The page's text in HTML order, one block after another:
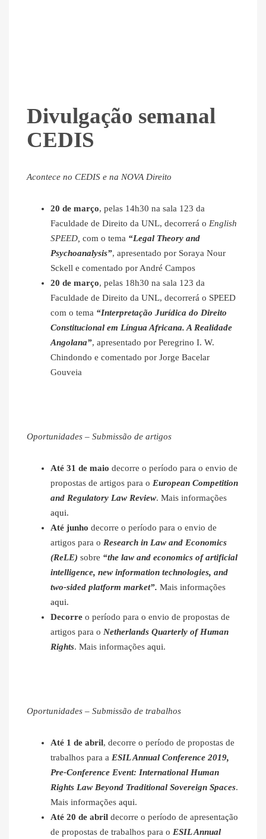
Divulgação semanal
CEDIS
Acontece no CEDIS e na NOVA Direito
20 de março, pelas 14h30 na sala 123 da
Faculdade de Direito da UNL, decorrerá o English
SPEED, com o tema “Legal Theory and
Psychoanalysis”, apresentado por Soraya Nour
Sckell e comentado por André Campos
20 de março, pelas 18h30 na sala 123 da
Faculdade de Direito da UNL, decorrerá o SPEED
com o tema “Interpretação Jurídica do Direito
Constitucional em Língua Africana. A Realidade
Angolana”, apresentado por Peregrino I. W.
Chindondo e comentado por Jorge Bacelar
Gouveia
Oportunidades – Submissão de artigos
Até 31 de maio decorre o período para o envio de
propostas de artigos para o European Competition
and Regulatory Law Review. Mais informações
aqui.
Até junho decorre o período para o envio de
artigos para o Research in Law and Economics
(ReLE) sobre “the law and economics of artificial
intelligence, new information technologies, and
two-sided platform market”. Mais informações
aqui.
Decorre o período para o envio de propostas de
artigos para o Netherlands Quarterly of Human
Rights. Mais informações aqui.
Oportunidades – Submissão de trabalhos
Até 1 de abril, decorre o período de propostas de
trabalhos para a ESIL Annual Conference 2019,
Pre-Conference Event: International Human
Rights Law Beyond Traditional Sovereign Spaces.
Mais informações aqui.
Até 20 de abril decorre o período de apresentação
de propostas de trabalhos para o ESIL Annual